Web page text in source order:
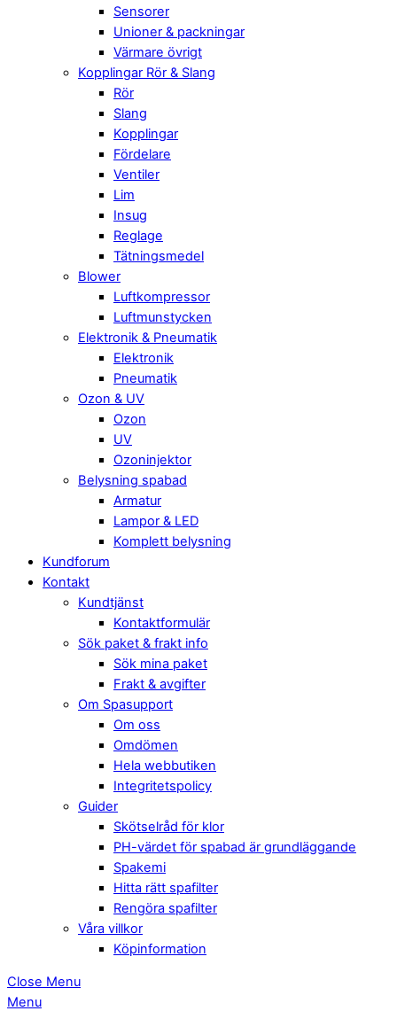
Sensorer
Unioner & packningar
Värmare övrigt
Kopplingar Rör & Slang
Rör
Slang
Kopplingar
Fördelare
Ventiler
Lim
Insug
Reglage
Tätningsmedel
Blower
Luftkompressor
Luftmunstycken
Elektronik & Pneumatik
Elektronik
Pneumatik
Ozon & UV
Ozon
UV
Ozoninjektor
Belysning spabad
Armatur
Lampor & LED
Komplett belysning
Kundforum
Kontakt
Kundtjänst
Kontaktformulär
Sök paket & frakt info
Sök mina paket
Frakt & avgifter
Om Spasupport
Om oss
Omdömen
Hela webbutiken
Integritetspolicy
Guider
Skötselråd för klor
PH-värdet för spabad är grundläggande
Spakemi
Hitta rätt spafilter
Rengöra spafilter
Våra villkor
Köpinformation
Close Menu
Menu